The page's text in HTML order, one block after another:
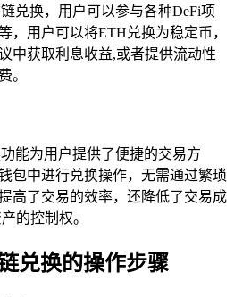
兑换，用户可以参与各种DeFi项
，用户可以将ETH兑换为稳定币，
中获取利息收益,或者提供流动性
。
能为用户提供了便捷的交易方
包中进行兑换操作，无需通过繁琐
高了交易的效率，还降低了交易成
的控制权。
兑换的操作步骤